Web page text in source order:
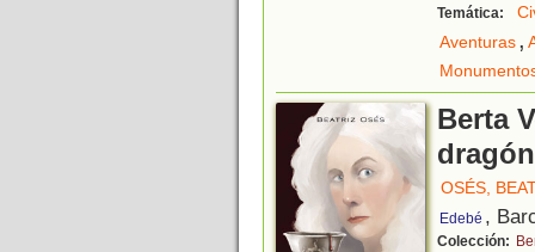
Temática:
Aventuras,
Berta
dragón
OSÉS,
Edebé ,
Colección: